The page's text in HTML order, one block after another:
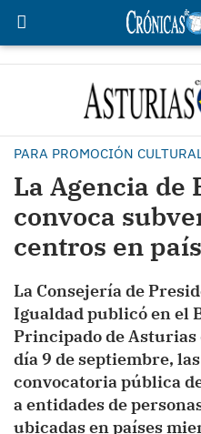
PARA PROMOCIÓN
La Agencia de
convoca
centros en
La Consejería de
Igualdad publicó en el
Principado de Asturias
día 9 de septiembre,
convocatoria pública
a entidades de
ubicadas en países